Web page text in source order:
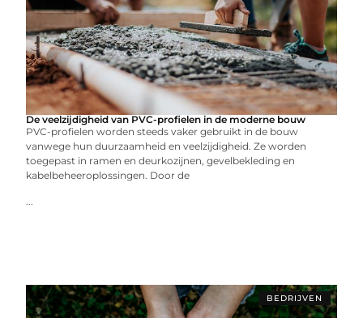
De veelzijdigheid van PVC-profielen in de moderne bouw
PVC-profielen worden steeds vaker gebruikt in de bouw
vanwege hun duurzaamheid en veelzijdigheid. Ze worden
toegepast in ramen en deurkozijnen, gevelbekleding en
kabelbeheeroplossingen. Door de
...
BEDRIJVEN